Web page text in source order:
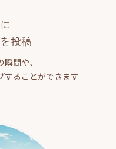
投稿
間や、
することができます